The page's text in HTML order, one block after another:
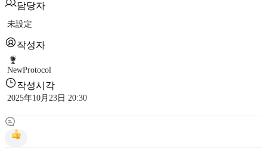
담당자
未設定
작성자
NewProtocol
작성시각
2025年10月23日 20:30